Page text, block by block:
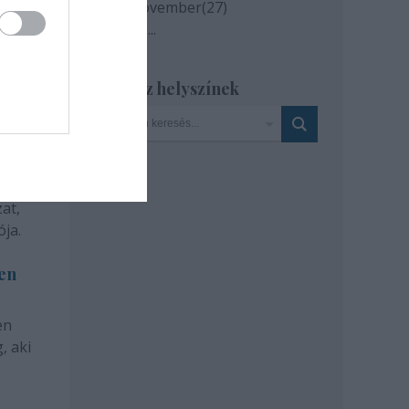
aki
2019 november(27)
...
Szinház helyszínek